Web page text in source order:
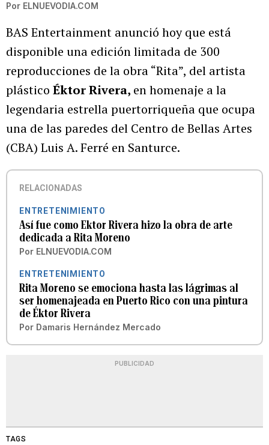
Por ELNUEVODIA.COM
BAS Entertainment anunció hoy que está
disponible una edición limitada de 300
reproducciones de la obra “Rita”, del artista
plástico Éktor Rivera, en homenaje a la
legendaria estrella puertorriqueña que ocupa
una de las paredes del Centro de Bellas Artes
(CBA) Luis A. Ferré en Santurce.
RELACIONADAS
ENTRETENIMIENTO
Así fue como Ektor Rivera hizo la obra de arte
dedicada a Rita Moreno
Por ELNUEVODIA.COM
ENTRETENIMIENTO
Rita Moreno se emociona hasta las lágrimas al
ser homenajeada en Puerto Rico con una pintura
de Éktor Rivera
Por Damaris Hernández Mercado
PUBLICIDAD
TAGS